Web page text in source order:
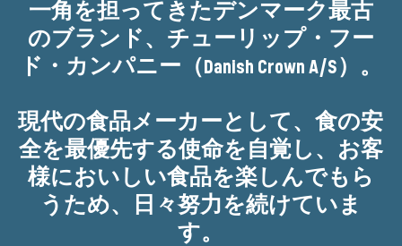
一角を担ってきたデンマーク最古
のブランド、チューリップ・フー
ド・カンパニー（Danish Crown A/S）。
現代の食品メーカーとして、食の安
全を最優先する使命を自覚し、お客
様においしい食品を楽しんでもら
うため、日々努力を続けていま
す。